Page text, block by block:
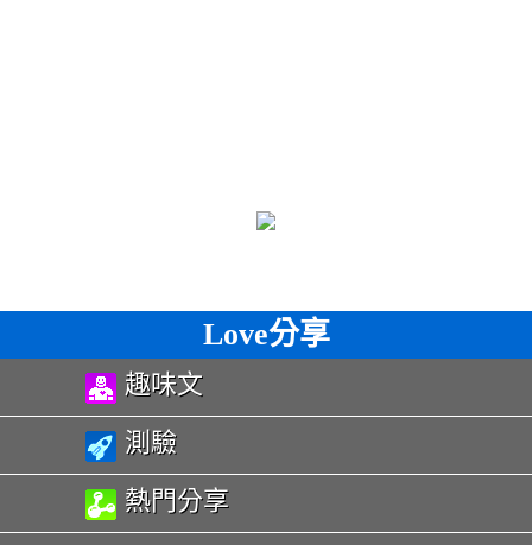
Love分享
趣味文
測驗
熱門分享